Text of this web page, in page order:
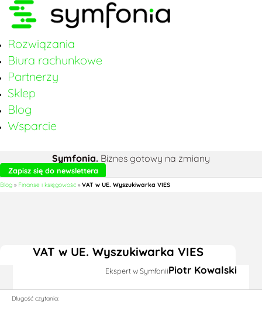
Rozwiązania
Biura rachunkowe
Partnerzy
Sklep
Blog
Wsparcie
Symfonia. Biznes gotowy na zmiany
Zapisz się do newslettera
Blog » Finanse i księgowość » VAT w UE. Wyszukiwarka VIES
VAT w UE. Wyszukiwarka VIES
Piotr Kowalski
Ekspert w Symfonii
Długość czytania: